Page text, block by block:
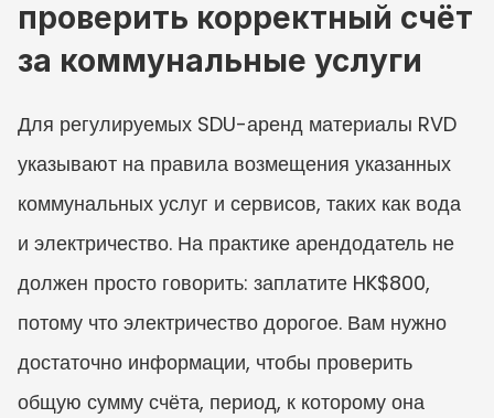
проверить корректный счёт
за коммунальные услуги
Для регулируемых SDU-аренд материалы RVD
указывают на правила возмещения указанных
коммунальных услуг и сервисов, таких как вода
и электричество. На практике арендодатель не
должен просто говорить: заплатите HK$800,
потому что электричество дорогое. Вам нужно
достаточно информации, чтобы проверить
общую сумму счёта, период, к которому она